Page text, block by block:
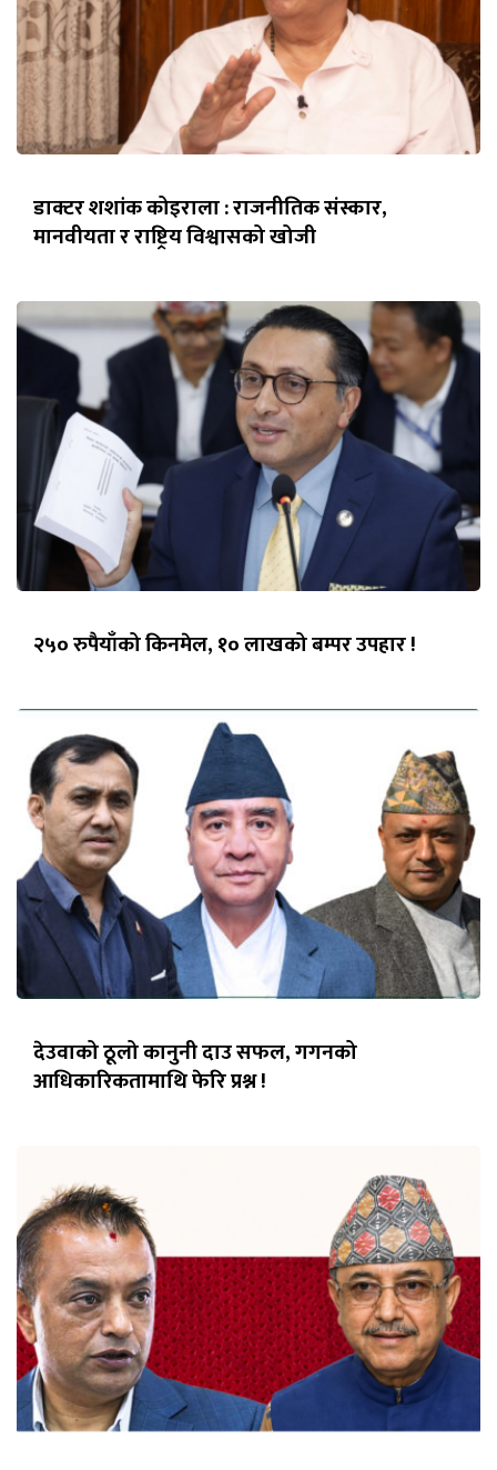
डाक्टर शशांक कोइराला : राजनीतिक संस्कार,
मानवीयता र राष्ट्रिय विश्वासको खोजी
२५० रुपैयाँको किनमेल, १० लाखको बम्पर उपहार !
देउवाको ठूलो कानुनी दाउ सफल, गगनको
आधिकारिकतामाथि फेरि प्रश्न !